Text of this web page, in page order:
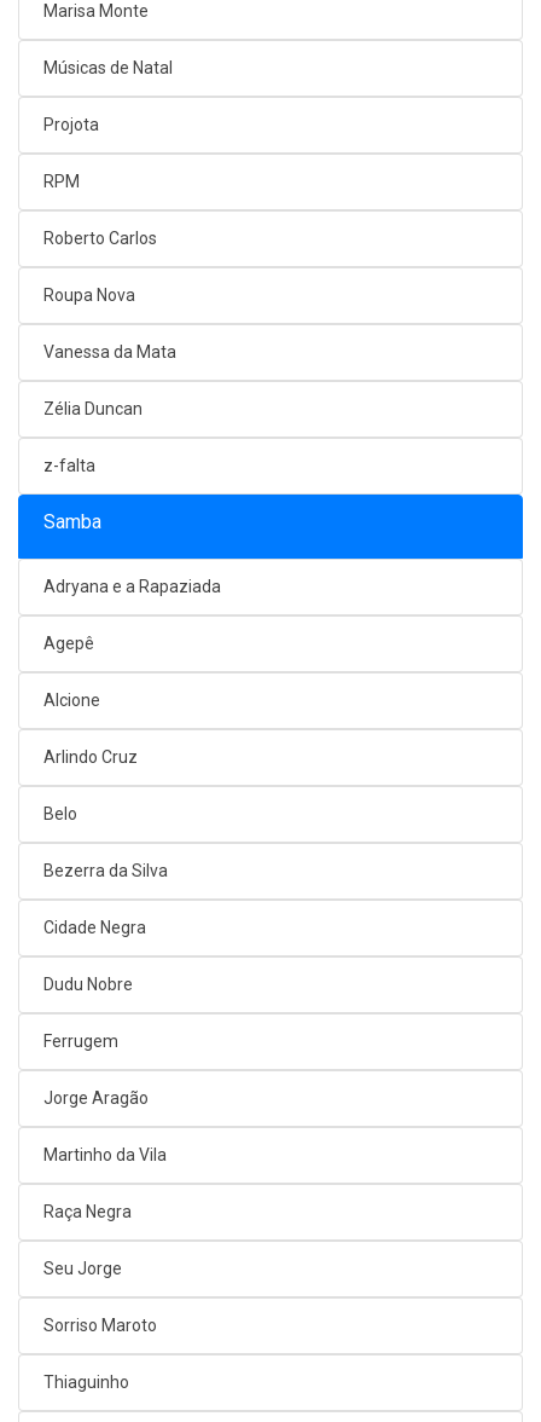
Marisa Monte
Músicas de Natal
Projota
RPM
Roberto Carlos
Roupa Nova
Vanessa da Mata
Zélia Duncan
z-falta
Samba
Adryana e a Rapaziada
Agepê
Alcione
Arlindo Cruz
Belo
Bezerra da Silva
Cidade Negra
Dudu Nobre
Ferrugem
Jorge Aragão
Martinho da Vila
Raça Negra
Seu Jorge
Sorriso Maroto
Thiaguinho